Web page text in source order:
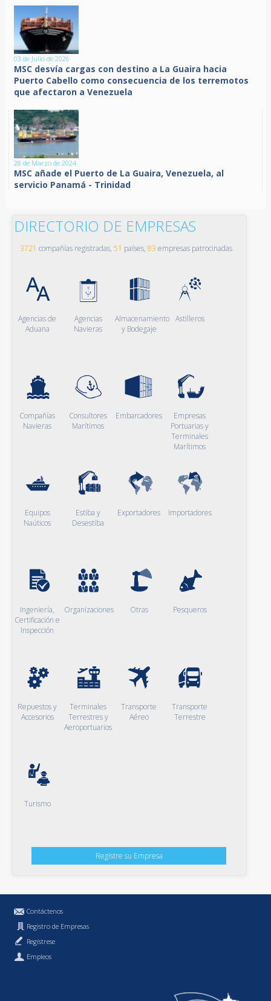
03 de Julio de 2026
MSC desvía cargas con destino a La Guaira hacia
Puerto Cabello como consecuencia de los terremotos
que afectaron a Venezuela
28 de Marzo de 2024
MSC añade el Puerto de La Guaira, Venezuela, al
servicio Panamá - Trinidad
DIRECTORIO DE EMPRESAS
3721 compañías registradas, 51 países, 83 empresas patrocinadas
Agencias de
Aduana
Agencias
Navieras
Almacenamiento
y Bodegaje
Astilleros
Compañías
Navieras
Consultores
Marítimos
Embarcadores
Empresas
Portuarias y
Terminales
Marítimos
Equipos
Naúticos
Estiba y
Desestiba
Exportadores Importadores
Ingeniería,
Certificación e
Inspección
Organizaciones Otras Pesqueros
Repuestos y
Accesorios
Terminales
Terrestres y
Aeroportuarios
Transporte
Aéreo
Transporte
Terrestre
Turismo
Registre su Empresa
Contáctenos
Registro de Empresas
Regístrese
Empleos